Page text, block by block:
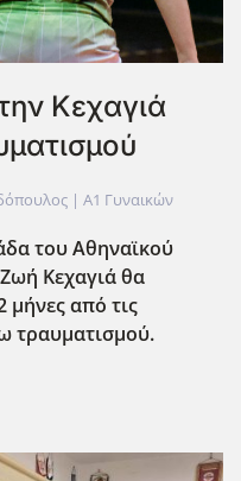
Κεχαγιά
| Α1 Γυναικών
του Αθηναϊκού
Κεχαγιά θα
μήνες από τις
τραυματισμού.